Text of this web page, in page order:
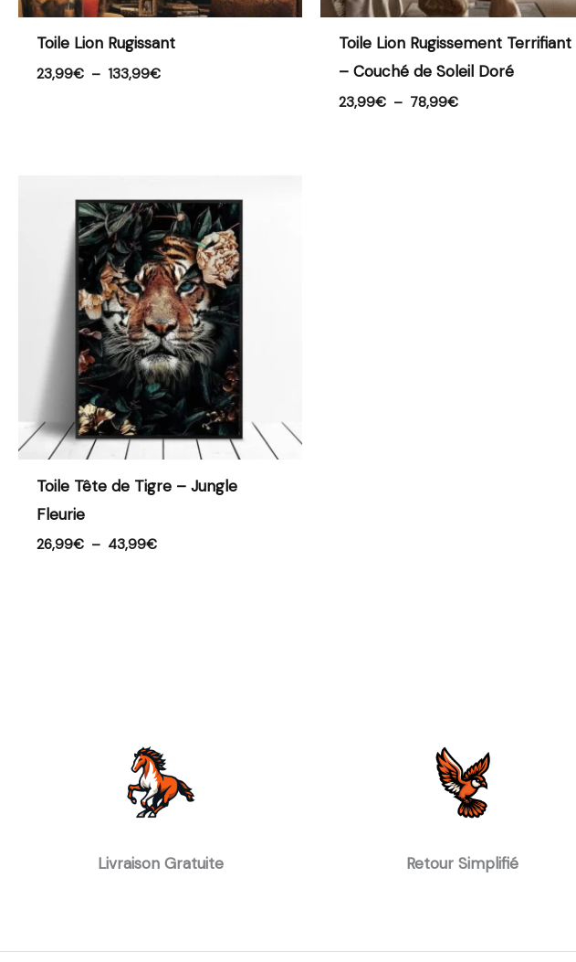
Toile Lion Rugissant
23,99€ – 133,99€
Toile Lion Rugissement Terrifiant
– Couché de Soleil Doré
23,99€ – 78,99€
Toile Tête de Tigre – Jungle
Fleurie
26,99€ – 43,99€
de
prix :
26,99€
à
43,99€
Livraison Gratuite Retour Simplifié